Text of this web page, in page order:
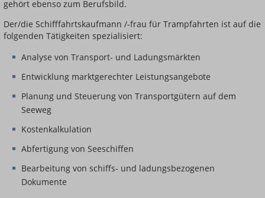
gehört ebenso zum Berufsbild.
Der/die Schifffahrtskaufmann /-frau für Trampfahrten ist auf die
folgenden Tätigkeiten spezialisiert:
Analyse von Transport- und Ladungsmärkten
Entwicklung marktgerechter Leistungsangebote
Planung und Steuerung von Transportgütern auf dem
Seeweg
Kostenkalkulation
Abfertigung von Seeschiffen
Bearbeitung von schiffs- und ladungsbezogenen
Dokumente